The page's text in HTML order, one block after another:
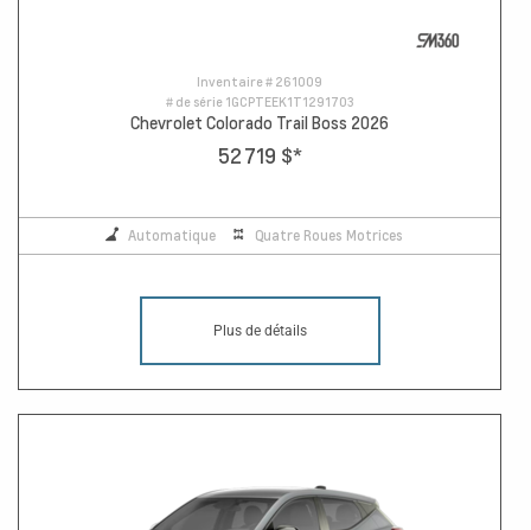
Inventaire # 261009
# de série 1GCPTEEK1T1291703
Chevrolet Colorado Trail Boss 2026
52 719 $*
Automatique Quatre Roues Motrices
Plus de détails